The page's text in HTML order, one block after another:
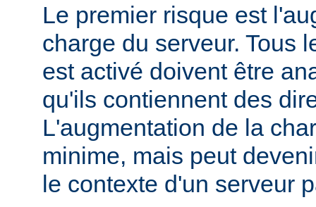
Le premier risque est
charge du serveur. Tous
est activé doivent être
qu'ils contiennent des
L'augmentation de la
minime, mais peut
le contexte d'un serveur